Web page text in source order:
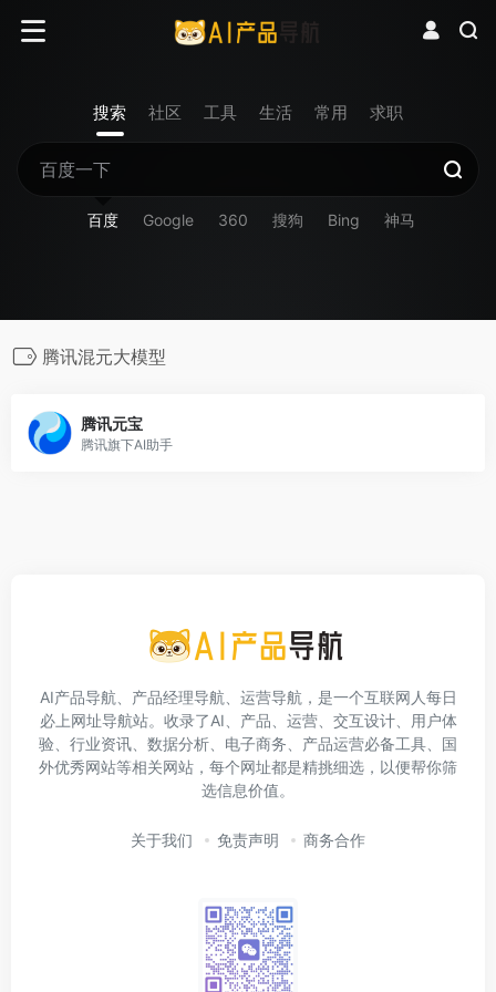
搜索 社区 工具 生活 常用 求职
百度 Google 360 搜狗 Bing 神马
腾讯混元大模型
腾讯元宝
腾讯旗下AI助手
AI产品导航、产品经理导航、运营导航，是一个互联网人每日
必上网址导航站。收录了AI、产品、运营、交互设计、用户体
验、行业资讯、数据分析、电子商务、产品运营必备工具、国
外优秀网站等相关网站，每个网址都是精挑细选，以便帮你筛
选信息价值。
关于我们 免责声明 商务合作